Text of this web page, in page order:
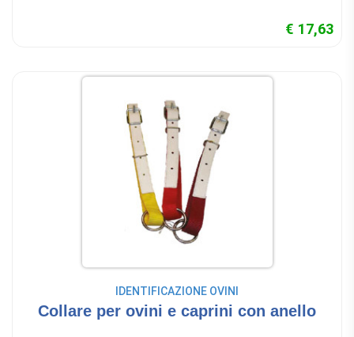
€ 17,63
IDENTIFICAZIONE OVINI
Collare per ovini e caprini con anello